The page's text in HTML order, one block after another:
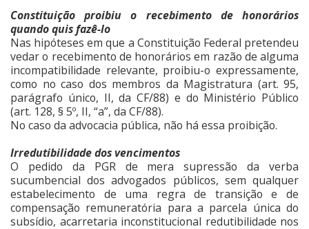
Constituição proibiu o recebimento de honorários
quando quis fazê-lo
Nas hipóteses em que a Constituição Federal pretendeu
vedar o recebimento de honorários em razão de alguma
incompatibilidade relevante, proibiu-o expressamente,
como no caso dos membros da Magistratura (art. 95,
parágrafo único, II, da CF/88) e do Ministério Público
(art. 128, § 5º, II, “a”, da CF/88).
No caso da advocacia pública, não há essa proibição.
Irredutibilidade dos vencimentos
O pedido da PGR de mera supressão da verba
sucumbencial dos advogados públicos, sem qualquer
estabelecimento de uma regra de transição e de
compensação remuneratória para a parcela única do
subsídio, acarretaria inconstitucional redutibilidade nos